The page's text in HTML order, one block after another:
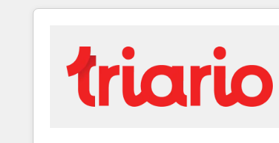
coffee, and we ❤️ dogs. We produce award-winning
Award 🏆2022 Platform Migration Excellence Impact
Award 🏆2020 Elite Solutions Partner 🏆2019
Integrations HubSpot Impact Award 🏆2019
Marketing Enablement HubSpot Impact Award 🏆